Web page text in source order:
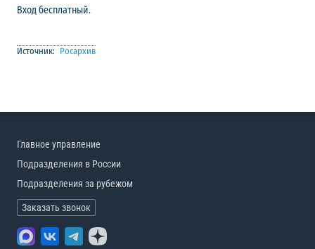
Вход бесплатный.
Источник: Росархив
Главное управление
Подразделения в России
Подразделения за рубежом
Заказать звонок